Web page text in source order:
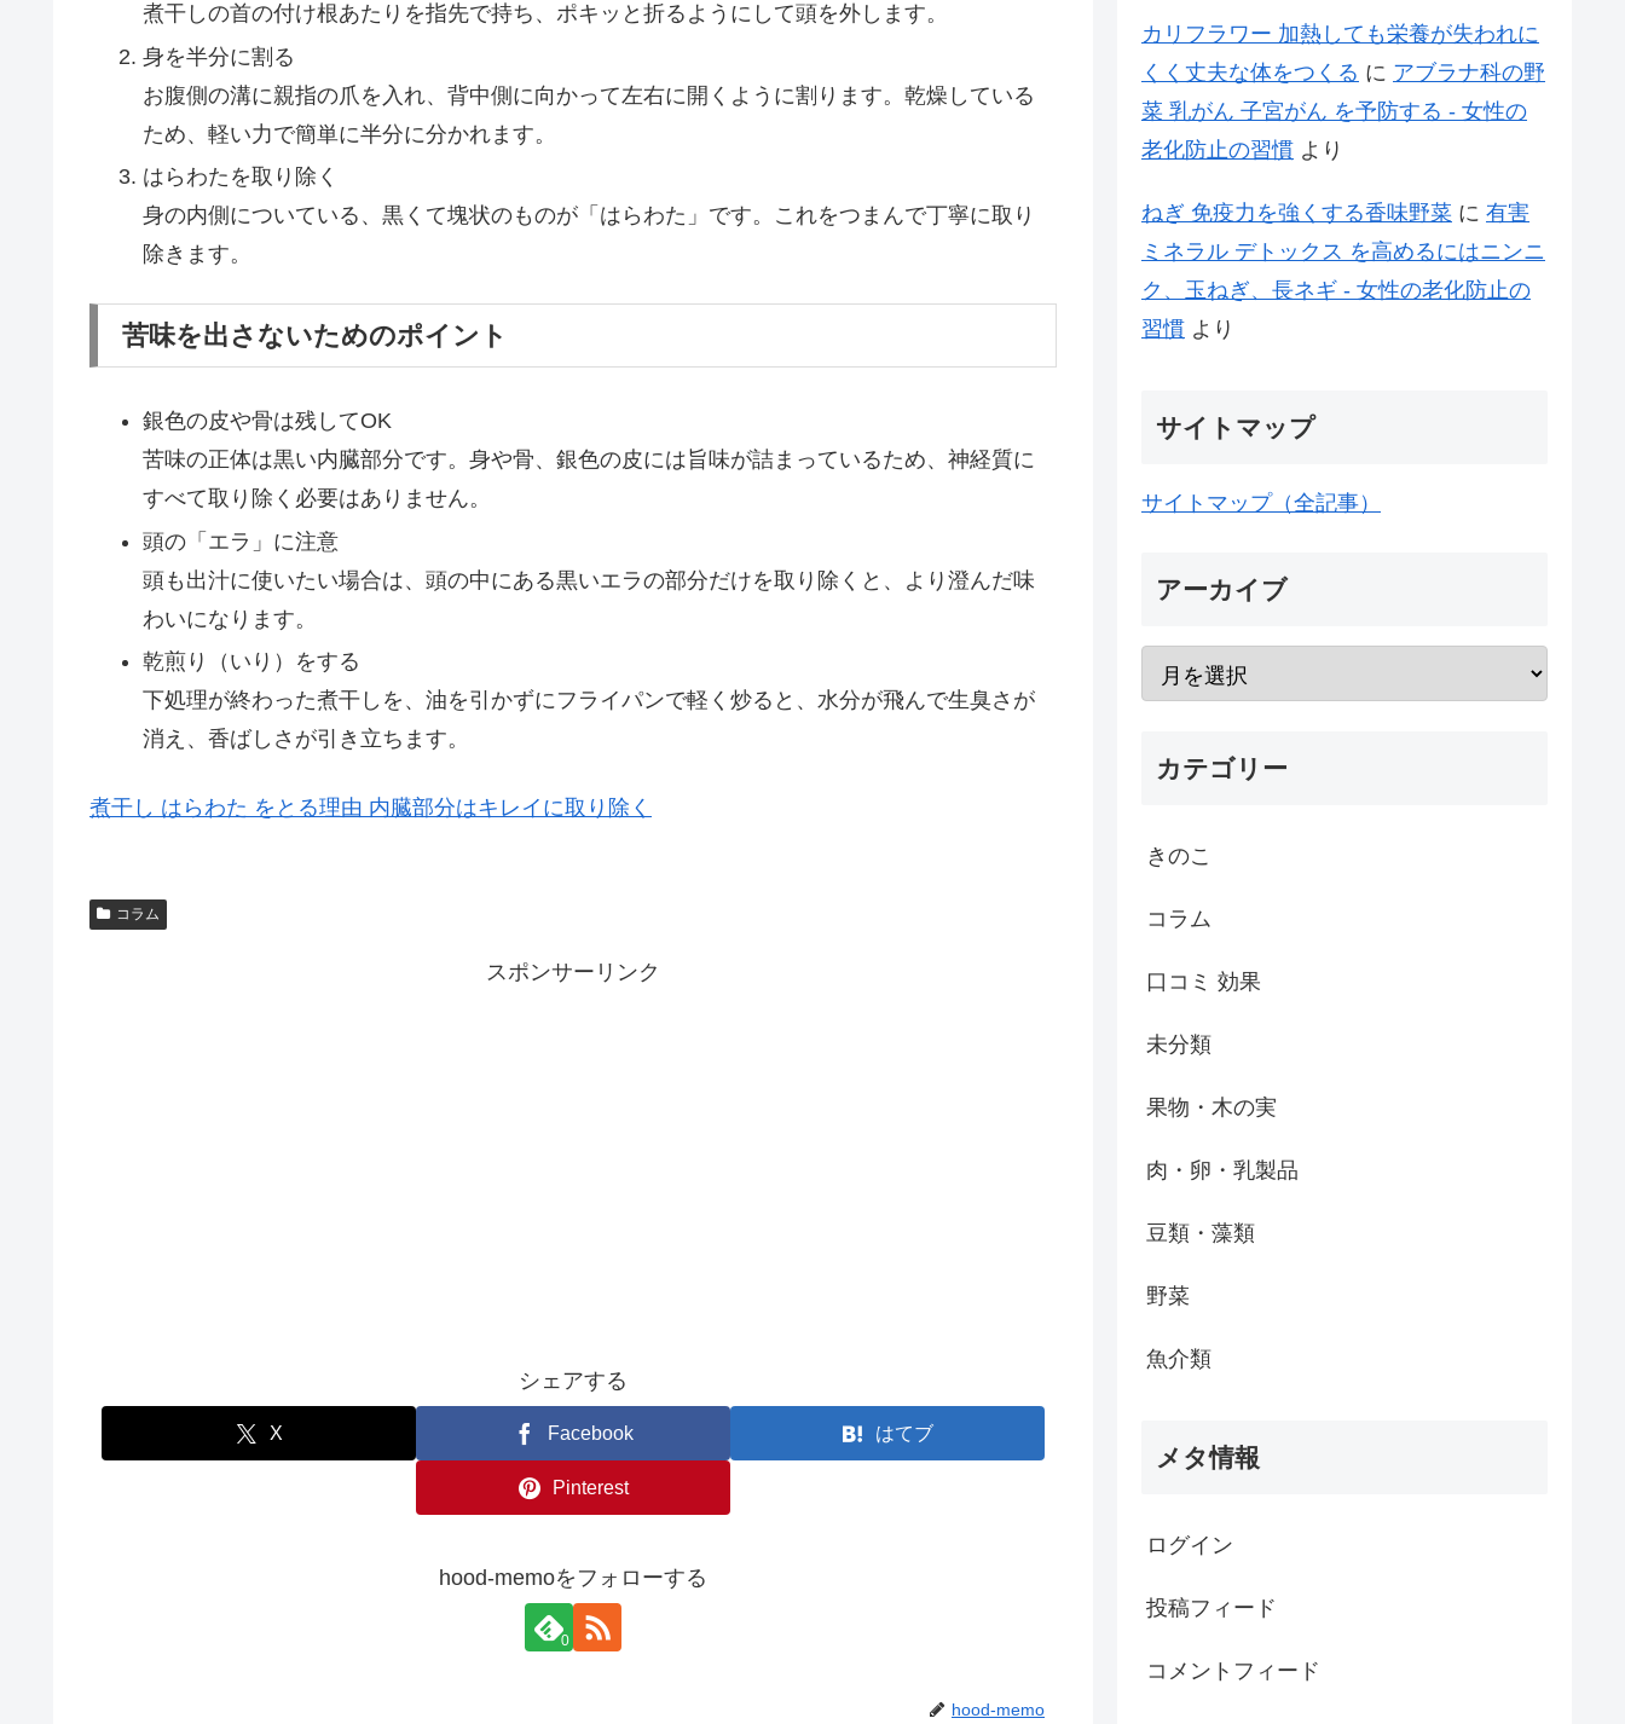
煮干しの首の付け根あたりを指先で持ち、ポキッと折るようにして頭を外します。
身を半分に割る
お腹側の溝に親指の爪を入れ、背中側に向かって左右に開くように割ります。乾燥している
ため、軽い力で簡単に半分に分かれます。
はらわたを取り除く
身の内側についている、黒くて塊状のものが「はらわた」です。これをつまんで丁寧に取り
除きます。
苦味を出さないためのポイント
銀色の皮や骨は残してOK
苦味の正体は黒い内臓部分です。身や骨、銀色の皮には旨味が詰まっているため、神経質に
すべて取り除く必要はありません。
頭の「エラ」に注意
頭も出汁に使いたい場合は、頭の中にある黒いエラの部分だけを取り除くと、より澄んだ味
わいになります。
乾煎り（いり）をする
下処理が終わった煮干しを、油を引かずにフライパンで軽く炒ると、水分が飛んで生臭さが
消え、香ばしさが引き立ちます。
煮干し はらわた をとる理由 内臓部分はキレイに取り除く
コラム
スポンサーリンク
シェアする
X Facebook はてブ
Pinterest
hood-memoをフォローする
0
hood-memo
カリフラワー 加熱しても栄養が失われに
くく丈夫な体をつくる に アブラナ科の野
菜 乳がん 子宮がん を予防する - 女性の
老化防止の習慣 より
ねぎ 免疫力を強くする香味野菜 に 有害
ミネラル デトックス を高めるにはニンニ
ク、玉ねぎ、長ネギ - 女性の老化防止の
習慣 より
サイトマップ
サイトマップ（全記事）
アーカイブ
カテゴリー
きのこ
コラム
口コミ 効果
未分類
果物・木の実
肉・卵・乳製品
豆類・藻類
野菜
魚介類
メタ情報
ログイン
投稿フィード
コメントフィード